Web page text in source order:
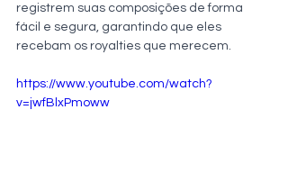
registrem suas composições de forma
fácil e segura, garantindo que eles
recebam os royalties que merecem.
https://www.youtube.com/watch?
v=jwfBlxPmoww